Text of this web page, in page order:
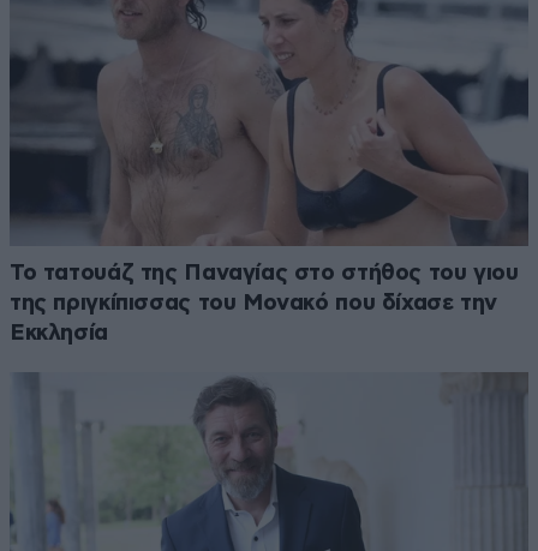
Το τατουάζ της Παναγίας στο στήθος του γιου
της πριγκίπισσας του Μονακό που δίχασε την
Εκκλησία